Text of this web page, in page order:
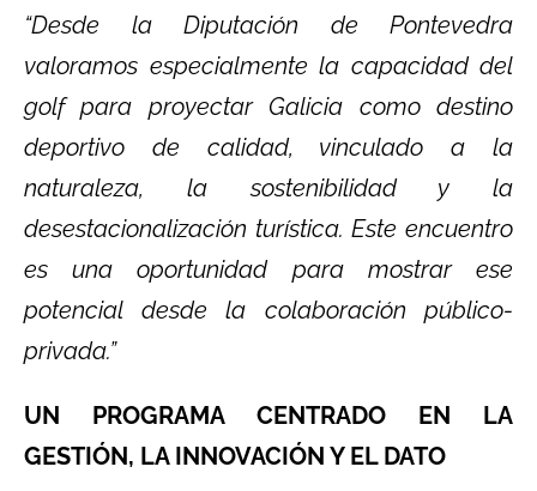
“Desde la Diputación de Pontevedra
valoramos especialmente la capacidad del
golf para proyectar Galicia como destino
deportivo de calidad, vinculado a la
naturaleza, la sostenibilidad y la
desestacionalización turística. Este encuentro
es una oportunidad para mostrar ese
potencial desde la colaboración público-
privada.”
UN PROGRAMA CENTRADO EN LA
GESTIÓN, LA INNOVACIÓN Y EL DATO